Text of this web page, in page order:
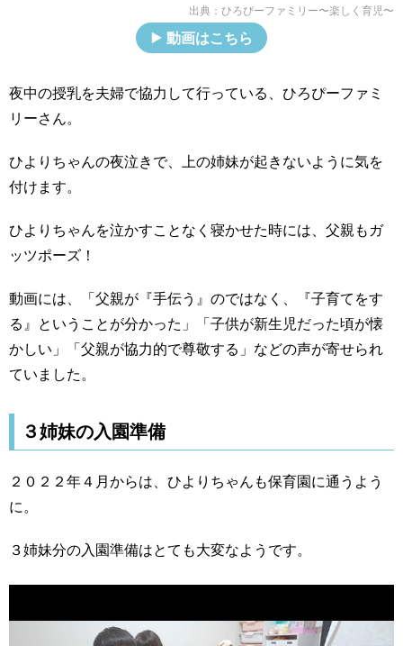
出典： ひろぴーファミリー〜楽しく育児〜
動画はこちら
夜中の授乳を夫婦で協力して行っている、ひろぴーファミ
リーさん。
ひよりちゃんの夜泣きで、上の姉妹が起きないように気を
付けます。
ひよりちゃんを泣かすことなく寝かせた時には、父親もガ
ッツポーズ！
動画には、「父親が『手伝う』のではなく、『子育てをす
る』ということが分かった」「子供が新生児だった頃が懐
かしい」「父親が協力的で尊敬する」などの声が寄せられ
ていました。
３姉妹の入園準備
２０２２年４月からは、ひよりちゃんも保育園に通うよう
に。
３姉妹分の入園準備はとても大変なようです。